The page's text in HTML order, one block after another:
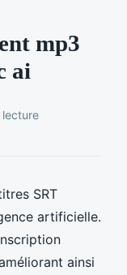
mp3
ai
lecture
SRT
artificielle.
ainsi